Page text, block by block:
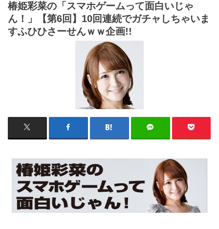
椿姫彩菜の「スマホゲームって面白いじゃ
ん！」【第6回】10回連続でガチャしちゃいま
すふひひさーせんｗｗ企画!!